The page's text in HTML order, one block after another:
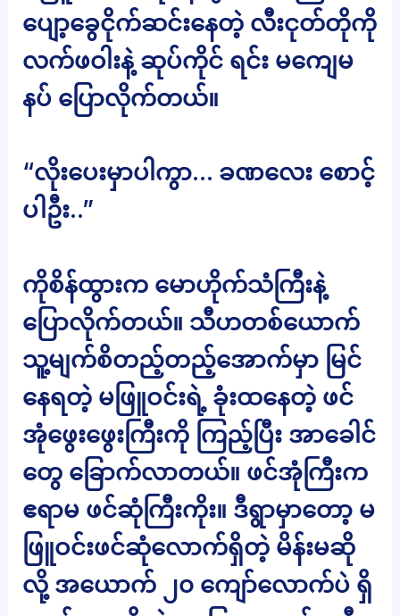
ပျော့ခွေငိုက်ဆင်းနေတဲ့ လီးငုတ်တိုကို
လက်ဖဝါးနဲ့ ဆုပ်ကိုင် ရင်း မကျေမ
နပ် ပြောလိုက်တယ်။
“လိုးပေးမှာပါကွာ… ခဏလေး စောင့်
ပါဦး..”
ကိုစိန်ထွားက မောဟိုက်သံကြီးနဲ့
ပြောလိုက်တယ်။ သီဟတစ်ယောက်
သူ့မျက်စိတည့်တည့်အောက်မှာ မြင်
နေရတဲ့ မဖြူဝင်းရဲ့ ခုံးထနေတဲ့ ဖင်
အုံဖွေးဖွေးကြီးကို ကြည့်ပြီး အာခေါင်
တွေ ခြောက်လာတယ်။ ဖင်အုံကြီးက
ဧရာမ ဖင်ဆုံကြီးကိုး။ ဒီရွာမှာတော့ မ
ဖြူဝင်းဖင်ဆုံလောက်ရှိတဲ့ မိန်းမဆို
လို့ အယောက် ၂၀ ကျော်လောက်ပဲ ရှိ